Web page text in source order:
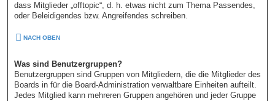
dass Mitglieder „offtopic“, d. h. etwas nicht zum Thema Passendes,
oder Beleidigendes bzw. Angreifendes schreiben.
NACH OBEN
Was sind Benutzergruppen?
Benutzergruppen sind Gruppen von Mitgliedern, die die Mitglieder des
Boards in für die Board-Administration verwaltbare Einheiten aufteilt.
Jedes Mitglied kann mehreren Gruppen angehören und jeder Gruppe